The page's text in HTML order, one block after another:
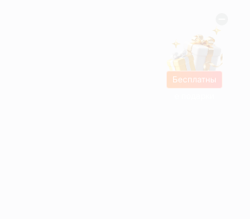
Бесплатны